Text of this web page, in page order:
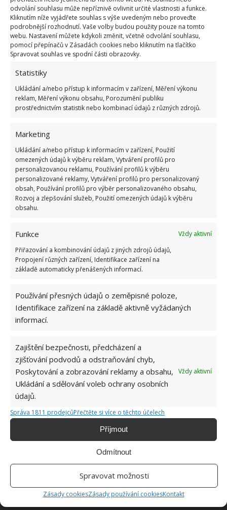
odvolání souhlasu může nepříznivě ovlivnit určité vlastnosti a funkce.
Kliknutím níže vyjádřete souhlas s výše uvedeným nebo proveďte
podrobnější rozhodnutí. Vaše volby budou použity pouze na tomto
webu. Nastavení můžete kdykoli změnit, včetně odvolání souhlasu,
pomocí přepínačů v Zásadách cookies nebo kliknutím na tlačítko
Spravovat souhlas ve spodní části obrazovky.
Statistiky
Ukládání a/nebo přístup k informacím v zařízení, Měření výkonu
reklam, Měření výkonu obsahu, Porozumění publiku
prostřednictvím statistik nebo kombinací údajů z různých zdrojů.
Marketing
Ukládání a/nebo přístup k informacím v zařízení, Použití
omezených údajů k výběru reklam, Vytváření profilů pro
personalizovanou reklamu, Používání profilů k výběru
personalizované reklamy, Vytváření profilů pro personalizovaný
obsah, Používání profilů pro výběr personalizovaného obsahu,
Rozvoj a zlepšování služeb, Použití omezených údajů k výběru
obsahu.
Funkce
Vždy aktivní
Přiřazování a kombinování údajů z jiných zdrojů údajů,
Propojení různých zařízení, Identifikace zařízení na
základě automaticky přenášených informací.
Používání přesných údajů o zeměpisné poloze,
Identifikace zařízení na základě aktivně vyžádaných
informací.
Zajištění bezpečnosti, předcházení a
zjišťování podvodů a odstraňování chyb,
Poskytování a zobrazování reklamy a obsahu,
Ukládání a sdělování voleb ochrany osobních
údajů.
Vždy aktivní
Správa 1811 prodejcůPřečtěte si více o těchto účelech
Příjmout
Odmítnout
Spravovat možnosti
Zásady cookiesZásady používání cookiesKontakt
Zejména v případě obilovin, mouky a dalších
sypkých potravin je efektivní využít průhledných
nádob – nejčastěji sklenic či plastových krabiček. Pro
police. Díky nim je možné mít všechny tyto položky
přehledně uložené na jediném místě.
útulnosti. Pro dosažení větší přehlednosti a jistoty si
KUCHYNĚ POLIČKY PROSTOR
Do redakce Bydlimeutulne.cz se
přidala během svých studií a práce
redaktorky ji tak nadchla, že se
rozhodla zůstat. Její v...
autorovi]